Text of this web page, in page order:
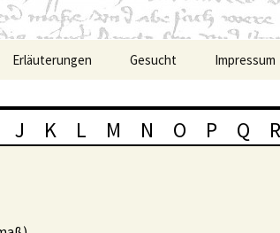
Erläuterungen Gesucht Impressum
J K L M N O P Q R